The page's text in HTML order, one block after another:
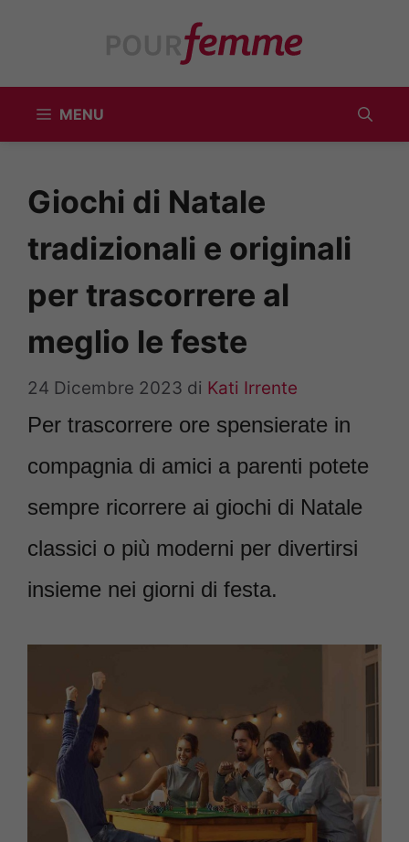
MENU
Giochi di Natale
tradizionali e originali
per trascorrere al
meglio le feste
24 Dicembre 2023 di Kati Irrente
Per trascorrere ore spensierate in
compagnia di amici a parenti potete
sempre ricorrere ai giochi di Natale
classici o più moderni per divertirsi
insieme nei giorni di festa.